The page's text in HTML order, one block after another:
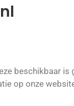
beschikbaar
op onze